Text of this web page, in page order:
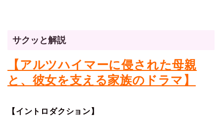
サクッと解説
【アルツハイマーに侵された母親
と、彼女を支える家族のドラマ】
【イントロダクション】